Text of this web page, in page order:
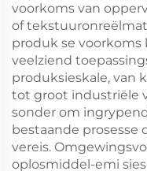
voorkoms van
of
produk se
veelziend
produksieskale, van
tot groot industriële
sonder om
bestaande
vereis.
oplosmiddel-emi